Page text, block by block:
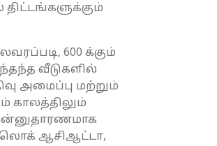
600 க்கும்
வீடுகளில்
அமைப்பு மற்றும்
காலத்திலும்
ஆசிஆட்டா,